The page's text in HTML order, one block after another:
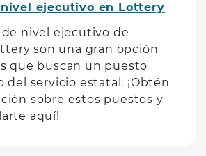
ejecutivo en Lottery
de nivel ejecutivo de
son una gran opción
que buscan un puesto
del servicio estatal. ¡Obtén
sobre estos puestos y
aquí!